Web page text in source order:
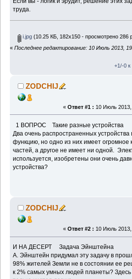
труда.
i.jpg(10.25 КБ, 182x150 - просмотрено 286
« Последнее редактирование: 10 Июль 2013,
+1/-0
ZODCHIJ
« Ответ #1 : 10 Июль
1 ВОПРОС Такие разные устройства
Два очень распространенных
функцию, но одно из них имеет огромное
частей, а другое не имеет ни одной.
используется, изобретены они очень
ZODCHIJ
« Ответ #2 : 10 Июль
И НА ДЕСЕРТ Задача Эйнштейна
А. Эйнштейн придумал эту задачу в
98% жителей Земли не в состоянии ее
к 2% самых умных людей планеты? Здесь